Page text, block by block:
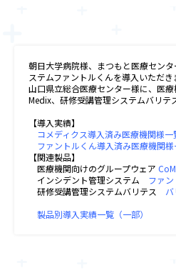
朝日大学病院様、まつもと医療セン
ステムファントルくんを導入いただき
山口県立総合医療センター様に、医
Medix、研修受講管理システムバリテ
【導入実績】
コメディクス導入済み医療機関様一
ファントルくん導入済み医療機関
【関連製品】
医療機関向けのグループウェア
インシデント管理システム ファ
研修受講管理システムバリテス バ
製品別導入実績一覧（一部）